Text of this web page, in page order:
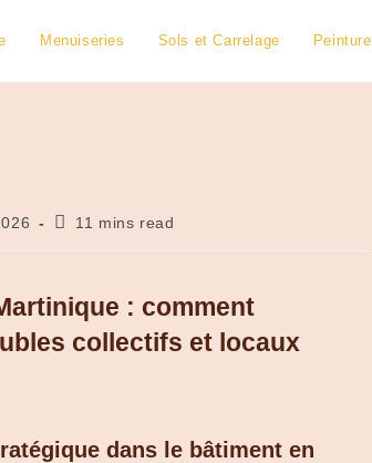
Menuiseries Sols et Carrelage Peinture
11 mins read
: comment
collectifs et locaux
dans le bâtiment en